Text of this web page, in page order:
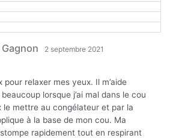
2 septembre 2021
pour relaxer mes yeux. Il m’aide
lorsque j’ai mal dans le cou
le mettre au congélateur et par la
à la base de mon cou. Ma
rapidement tout en respirant